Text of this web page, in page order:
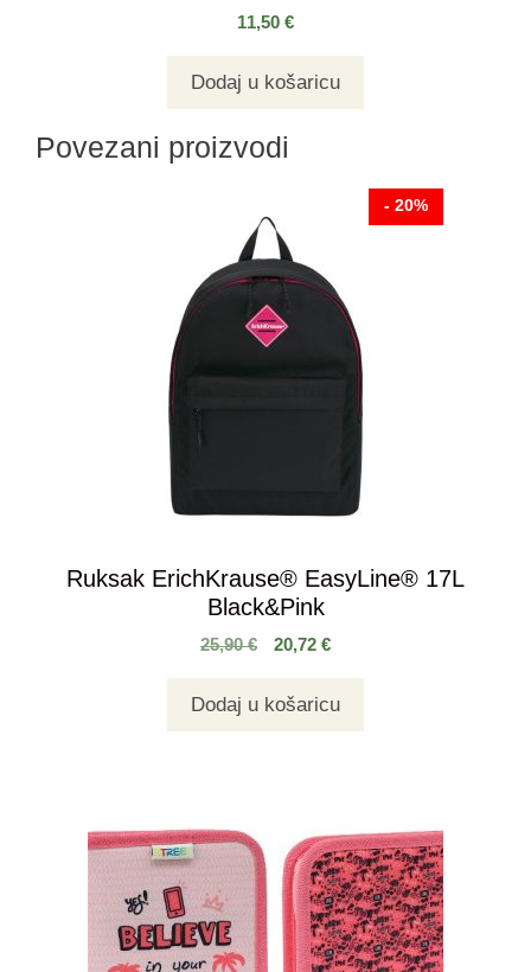
11,50 €
Dodaj u košaricu
Povezani proizvodi
- 20%
Ruksak ErichKrause® EasyLine® 17L
Black&Pink
25,90€ 20,72 €
Dodaj u košaricu